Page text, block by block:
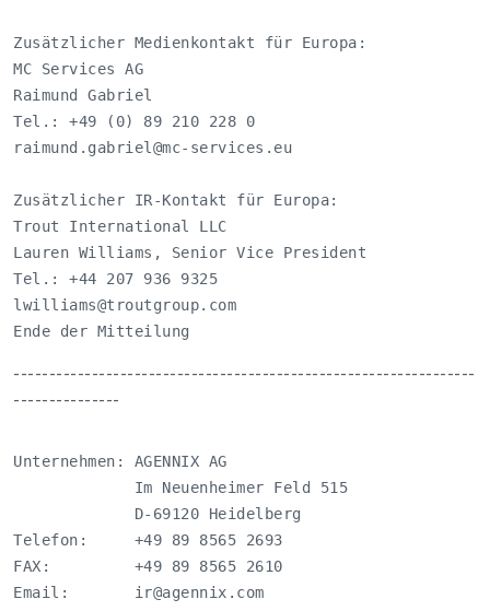
Zusätzlicher Medienkontakt für Europa:
MC Services AG
Raimund Gabriel
raimund.gabriel@mc-services.eu
Zusätzlicher IR-Kontakt für Europa:
Trout International LLC
Lauren Williams, Senior Vice President
lwilliams@troutgroup.com
Ende der Mitteilung
-----------------------------------------------------------------
---------------
Unternehmen: AGENNIX AG
             Im Neuenheimer Feld 515
             D-69120 Heidelberg
Telefon:     +49 89 8565 2693
FAX:         +49 89 8565 2610
Email: ir@agennix.com